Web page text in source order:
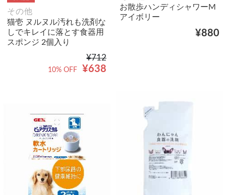
その他
猫壱 ヌルヌル汚れも洗剤な
しでキレイに落とす食器用
スポンジ 2個入り
¥712
¥638
10% OFF
お散歩ハンディシャワーM
アイボリー
¥880